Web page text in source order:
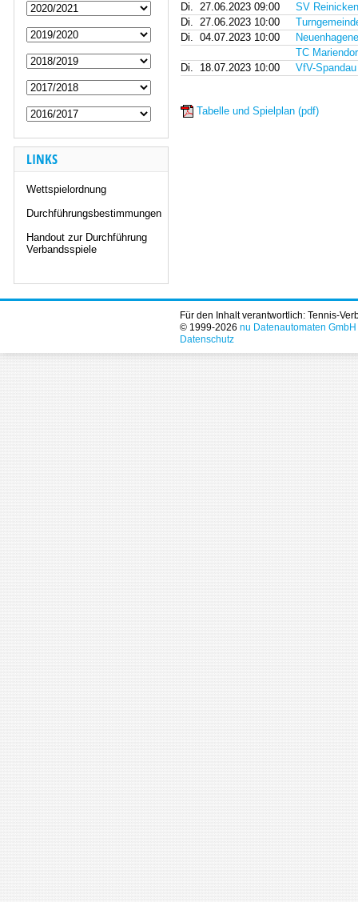
LINKS
Wettspielordnung
Durchführungsbestimmungen
Handout zur Durchführung
Verbandsspiele
Di. 27.06.2023 09:00
SV
Di. 27.06.2023 10:00
Di. 04.07.2023 10:00
TC
Di.
18.07.2023 10:00 VfV-
Tabelle und Spielplan (pdf)
Für den Inhalt verantwortlich: Tennis-
© 1999-2026 nu Datenautomaten
Datenschutz